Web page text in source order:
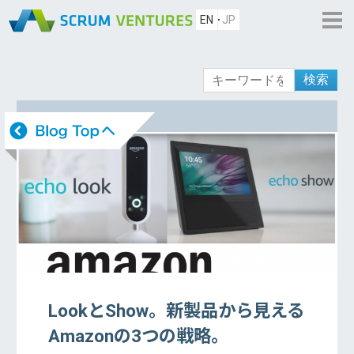
EN JP
検索
LookとShow。新製品から見える
Amazonの3つの戦略。